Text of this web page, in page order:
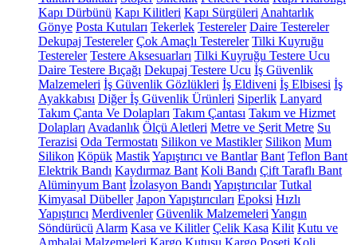
Kapı Dürbünü Kapı Kilitleri Kapı Sürgüleri Anahtarlık
Gönye Posta Kutuları Tekerlek Testereler Daire Testereler
Dekupaj Testereler Çok Amaçlı Testereler Tilki Kuyruğu
Testereler Testere Aksesuarları Tilki Kuyruğu Testere Ucu
Daire Testere Bıçağı Dekupaj Testere Ucu İş Güvenlik
Malzemeleri İş Güvenlik Gözlükleri İş Eldiveni İş Elbisesi İş
Ayakkabısı Diğer İş Güvenlik Ürünleri Siperlik Lanyard
Takım Çanta Ve Dolapları Takım Çantası Takım ve Hizmet
Dolapları Avadanlık Ölçü Aletleri Metre ve Şerit Metre Su
Terazisi Oda Termostatı Silikon ve Mastikler Silikon Mum
Silikon Köpük MastikYapıştırıcı ve Bantlar Bant Teflon Bant
Elektrik Bandı Kaydırmaz Bant Koli Bandı Çift Taraflı Bant
Alüminyum Bant İzolasyon Bandı Yapıştırıcılar Tutkal
Kimyasal Dübeller Japon Yapıştırıcıları Epoksi Hızlı
Yapıştırıcı Merdivenler Güvenlik Malzemeleri Yangın
Söndürücü Alarm Kasa ve Kilitler Çelik Kasa Kilit Kutu ve
Ambalaj Malzemeleri Kargo Kutusu Kargo Poşeti Koli